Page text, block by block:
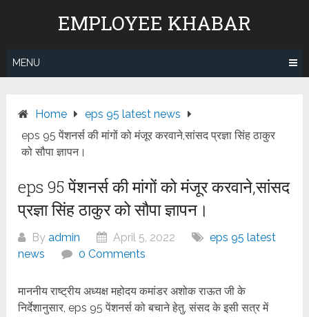
EMPLOYEE KHABAR
MENU
Home
eps 95 latest news
eps 95 पेंशनर्स की मांगों को मंजूर करवाने,सांसद प्रज्ञा सिंह ठाकुर
को सौपा ज्ञापन।
eps 95 पेंशनर्स की मांगों को मंजूर करवाने,सांसद
प्रज्ञा सिंह ठाकुर को सौपा ज्ञापन।
Byadmin April 5, 2022
eps 95 latest
news
0 Comments
माननीय राष्ट्रीय अध्यक्ष महोदय कमांडर अशोक राऊत जी के
निर्देशानुसार, eps 95 पेंशनर्स को बचाने हेतु, संसद के इसी सत्र में